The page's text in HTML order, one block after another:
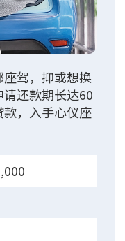
驾，抑或想换
还款期长达60
，入手心仪座